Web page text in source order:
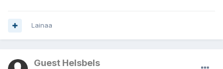
Lainaa
Guest Helsbels